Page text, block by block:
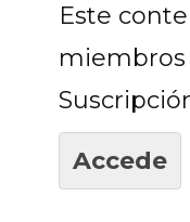
Este
miembros
Accede